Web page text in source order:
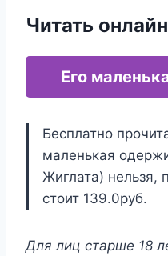
Читать
Его
Бесплатно
маленькая
Жиглата) нельзя,
стоит 139.0руб.
Для лиц старше 18